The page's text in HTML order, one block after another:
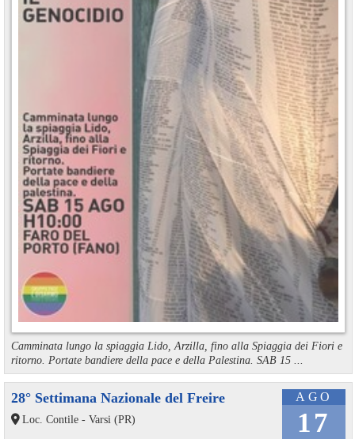
Camminata lungo la spiaggia Lido, Arzilla, fino alla Spiaggia dei Fiori e
ritorno. Portate bandiere della pace e della Palestina. SAB 15 ...
AGO
17
28° Settimana Nazionale del Freire
Loc. Contile - Varsi (PR)